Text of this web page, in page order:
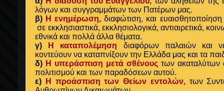
λόγων και συγγραμμάτων των Πατέρων μας.
β) Η ενημέρωση, διαφώτιση, και
σε εκκλησιαστικά, εκκλησιολογικά, αντιαιρετικά,
εθνικά και πολλά άλλα θέματα.
γ)
Η καταπολέμηση διαφόρων παλαιών και
κοντεύουν να καταπνίξουν την Ελλάδα μας και τα
δ) Η υπεράσπιση μετά σθένους των ακαταλύτων
πολιτισμού και των παραδόσεων αυτού.
ε)
Η προάσπιση των Θείων εντολών,των